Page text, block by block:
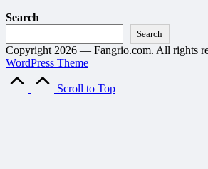
Search
Search
Copyright 2026 — Fangrio.com. All rights
WordPress Theme
Scroll to Top